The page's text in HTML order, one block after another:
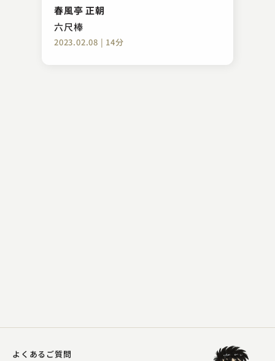
春風亭 正朝
六尺棒
2023.02.08 | 14分
ん廻し
2024.02.29 | 16分
よくあるご質問